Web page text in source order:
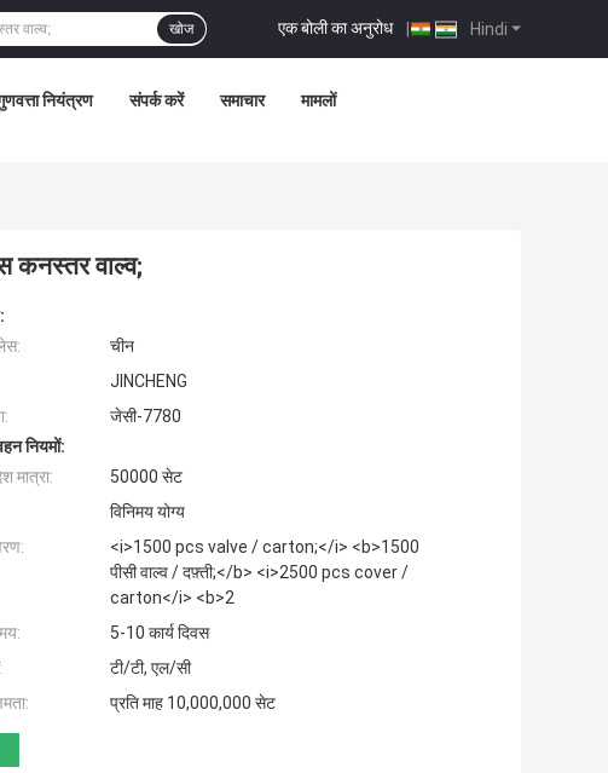
Hindi
एक बोली का अनुरोध |
खोज
नियंत्रण संपर्क करें समाचार मामलों
कनस्तर वाल्व;
चीन
JINCHENG
जेसी-7780
नियमों:
मात्रा:
50000 सेट
विनिमय योग्य
<i>1500 pcs valve / carton;</i> <b>1500
पीसी वाल्व / दफ़्ती;</b> <i>2500 pcs cover /
carton</i> <b>2
5-10 कार्य दिवस
टी/टी, एल/सी
प्रति माह 10,000,000 सेट